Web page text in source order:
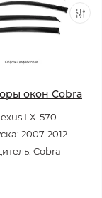
окон Cobra
LX-570
2007-2012
Cobra